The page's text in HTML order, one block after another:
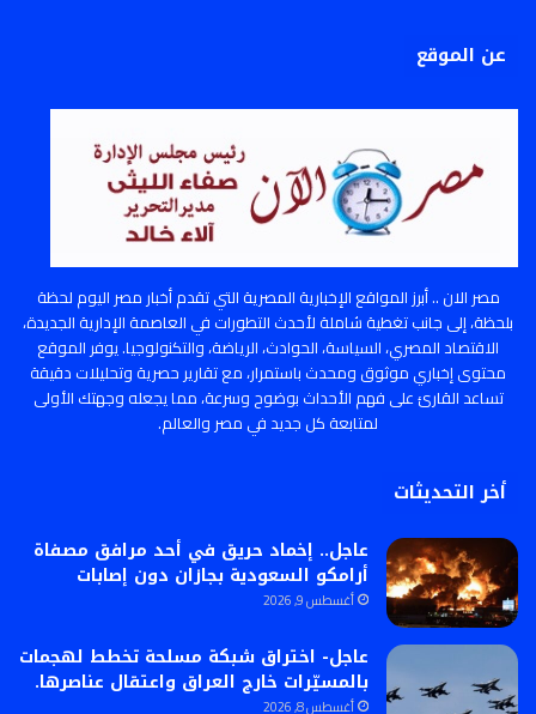
عن الموقع
مصر الان .. أبرز المواقع الإخبارية المصرية التي تقدم أخبار مصر اليوم لحظة
بلحظة، إلى جانب تغطية شاملة لأحدث التطورات في العاصمة الإدارية الجديدة،
الاقتصاد المصري، السياسة، الحوادث، الرياضة، والتكنولوجيا. يوفر الموقع
محتوى إخباري موثوق ومحدث باستمرار، مع تقارير حصرية وتحليلات دقيقة
تساعد القارئ على فهم الأحداث بوضوح وسرعة، مما يجعله وجهتك الأولى
لمتابعة كل جديد في مصر والعالم.
أخر التحديثات
عاجل.. إخماد حريق في أحد مرافق مصفاة
أرامكو السعودية بجازان دون إصابات
أغسطس 9, 2026
عاجل- اختراق شبكة مسلحة تخطط لهجمات
بالمسيّرات خارج العراق واعتقال عناصرها.
أغسطس 8, 2026